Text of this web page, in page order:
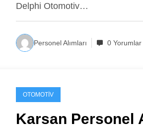
Delphi Otomotiv…
Personel Alımları 0 Yorumlar
OTOMOTIV
Karsan Personel